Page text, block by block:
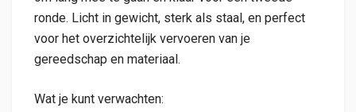
ronde. Licht in gewicht, sterk als staal, en perfect
voor het overzichtelijk vervoeren van je
gereedschap en materiaal.
Wat je kunt verwachten: